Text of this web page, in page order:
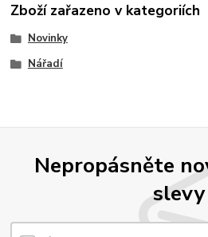
Zboží zařazeno v kategoriích
Novinky
Nářadí
Nepropásněte
slevy